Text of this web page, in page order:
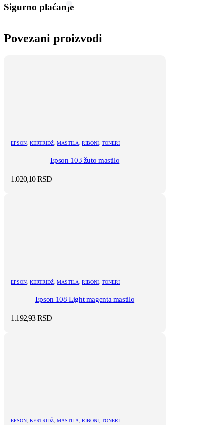
Sigurno plaćanje
Povezani proizvodi
EPSON KERTRIDŽ MASTILA RIBONI TONERI
Epson 103 žuto mastilo
1.020,10RSD
EPSON KERTRIDŽ MASTILA RIBONI TONERI
Epson 108 Light magenta mastilo
1.192,93RSD
EPSON KERTRIDŽ MASTILA RIBONI TONERI